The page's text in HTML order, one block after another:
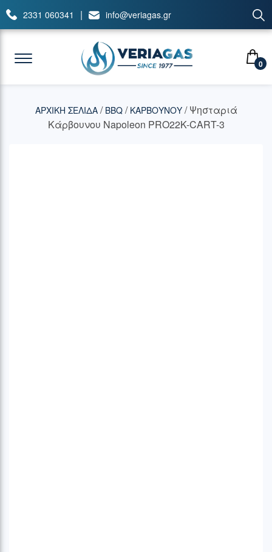
2331 060341 | info@veriagas.gr
0
ΑΡΧΙΚΉ ΣΕΛΊΔΑ/ BBQ/ ΚΑΡΒΟΥΝΟΥ/ Ψησταριά
Κάρβουνου Napoleon PRO22K-CART-3